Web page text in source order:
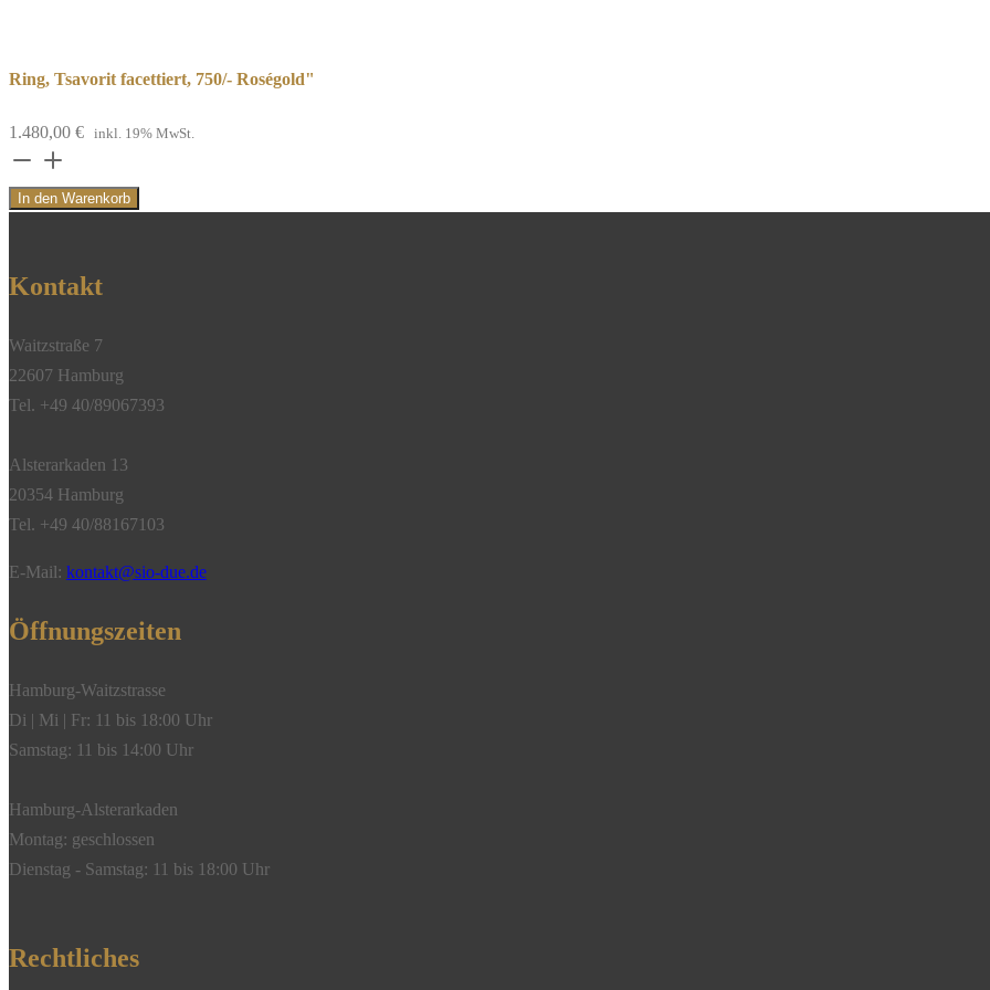
Ring, Tsavorit facettiert, 750/- Roségold"
1.480,00 € inkl. 19% MwSt.
Ring,
Tsavorit
Roségold"
In den Warenkorb
Kontakt
Waitzstraße 7
22607 Hamburg
Tel. +49 40/89067393
Alsterarkaden 13
20354 Hamburg
Tel. +49 40/88167103
E-Mail: kontakt@sio-due.de
Öffnungszeiten
Hamburg-Waitzstrasse
Di | Mi | Fr: 11 bis 18:00 Uhr
Samstag: 11 bis 14:00 Uhr
Hamburg-Alsterarkaden
Montag: geschlossen
Dienstag - Samstag: 11 bis 18:00 Uhr
Rechtliches